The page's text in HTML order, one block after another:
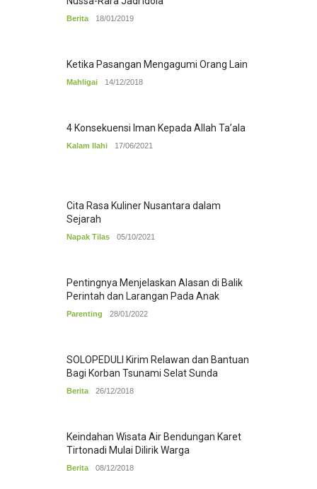
Berita 18/01/2019
Ketika Pasangan Mengagumi Orang Lain
Mahligai 14/12/2018
4 Konsekuensi Iman Kepada Allah Ta’ala
Kalam Ilahi 17/06/2021
Cita Rasa Kuliner Nusantara dalam
Sejarah
Napak Tilas 05/10/2021
Pentingnya Menjelaskan Alasan di Balik
Perintah dan Larangan Pada Anak
Parenting 28/01/2022
SOLOPEDULI Kirim Relawan dan Bantuan
Bagi Korban Tsunami Selat Sunda
Berita 26/12/2018
Keindahan Wisata Air Bendungan Karet
Tirtonadi Mulai Dilirik Warga
Berita 08/12/2018